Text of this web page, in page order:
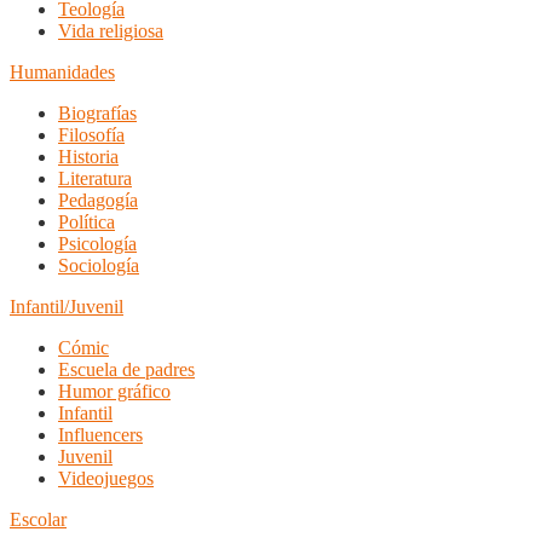
Teología
Vida religiosa
Humanidades
Biografías
Filosofía
Historia
Literatura
Pedagogía
Política
Psicología
Sociología
Infantil/Juvenil
Cómic
Escuela de padres
Humor gráfico
Infantil
Influencers
Juvenil
Videojuegos
Escolar